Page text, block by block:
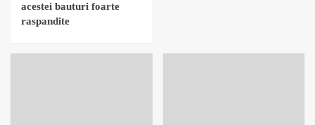
acestei bauturi foarte
raspandite